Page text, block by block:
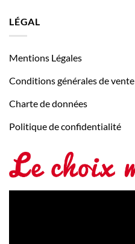
LÉGAL
Mentions Légales
Conditions générales de vente
Charte de données
Politique de confidentialité